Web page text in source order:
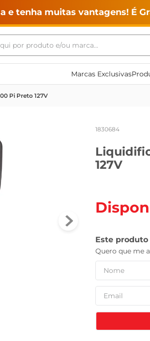
e tenha muitas vantagens! É
por produto e/ou marca...
Marcas Exclusivas
Pi Preto 127V
1830684
127V
buscados
lavar